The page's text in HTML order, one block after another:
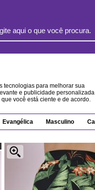
tecnologias para melhorar sua
e publicidade personalizada
você está ciente e de acordo.
Evangélica Masculino